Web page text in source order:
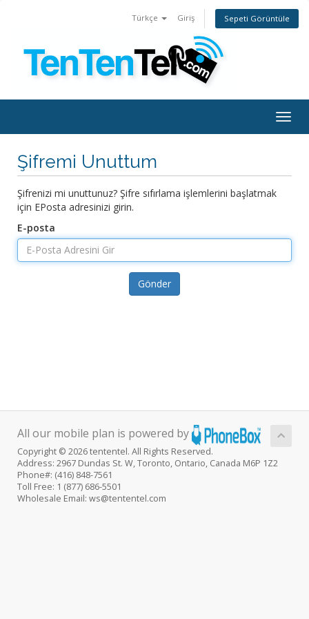
Türkçe Giriş Sepeti Görüntüle
Şifremi Unuttum
Şifrenizi mi unuttunuz? Şifre sıfırlama işlemlerini başlatmak
için EPosta adresinizi girin.
E-posta
Gönder
All our mobile plan is powered by
Copyright © 2026 tententel. All Rights Reserved.
Address: 2967 Dundas St. W, Toronto, Ontario, Canada M6P 1Z2
Phone#: (416) 848-7561
Toll Free: 1 (877) 686-5501
Wholesale Email: ws@tententel.com